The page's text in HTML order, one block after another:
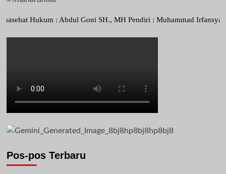
Plasma
Hukum : Abdul Goni SH., MH Pendiri : Muhammad Irfansyah,
Pos-pos Terbaru